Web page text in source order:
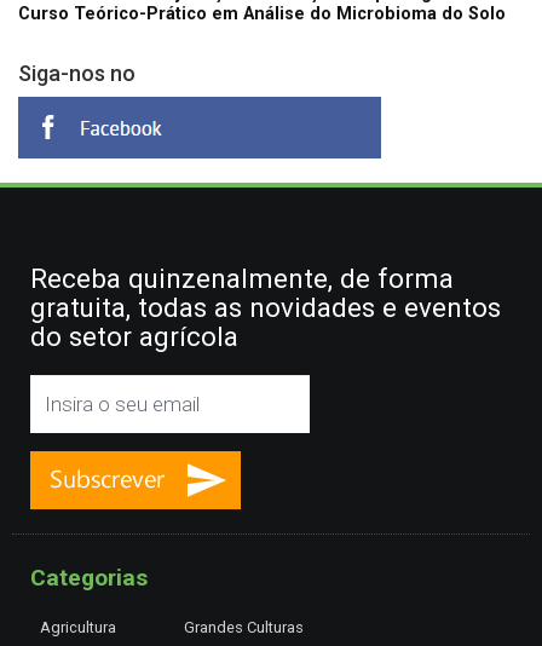
Curso Teórico-Prático em Análise do Microbioma do Solo
Siga-nos no
Receba quinzenalmente, de forma
gratuita, todas as novidades e eventos
do setor agrícola
Categorias
Agricultura
Grandes Culturas